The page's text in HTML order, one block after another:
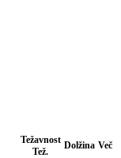
Težavnost
Tež.
Dolžina Več